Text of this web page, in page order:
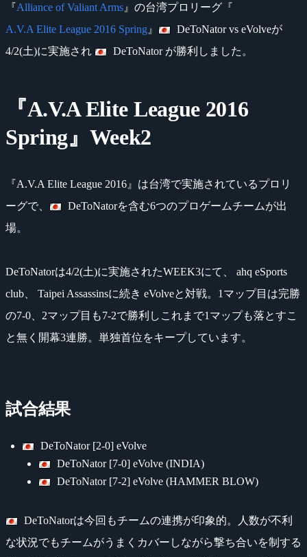
『Alliance of Valiant Arms 』の台湾プロリーグ『
A.V.A Elite League 2016 Spring 』
DeToNator vs eVolveが
4/2(土)に実施され
DeToNator が勝利しました。
『A.V.A Elite League 2016
Spring』Week2
『A.V.A Elite League 2016』は台湾で実施されているプロリ
ーグで、
DeToNatorを含む6つのプロゲームチームが出
場。
DeToNatorは4/2(土)に実施されたWEEK3にて、 ahq eSports
club、 Taipei Assassinsに続き eVolveと対戦。1マップ目は完勝
の7-0、2マップ目も7-2で勝利しこれまで1マップも落とすこ
と無く開幕3連勝。単独首位をキープしています。
試合結果
DeToNator [2-0] eVolve
DeToNator [7-0] eVolve (INDIA)
DeToNator [7-2] eVolve (HAMMER BLOW)
DeToNatorは今回もチームの連携が印象的。人数が不利
な状況でもチームがうまくカバーしながら撃ち合いを制する